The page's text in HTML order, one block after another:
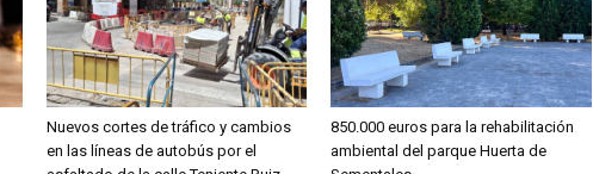
Nuevos cortes de tráfico y cambios
en las líneas de autobús por el
850.000 euros para la rehabilitación
ambiental del parque Huerta de